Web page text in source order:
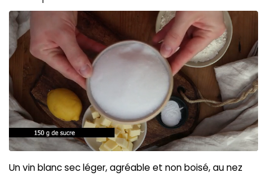
Connexion
Un vin blanc sec léger, agréable et non boisé, au nez